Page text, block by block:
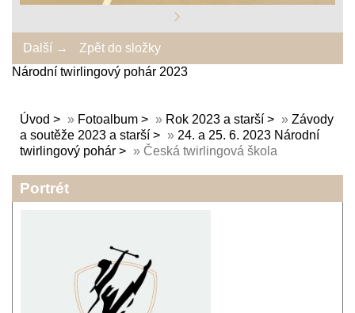
Další →
Zpět do složky
Národní twirlingový pohár 2023
Úvod » Fotoalbum » Rok 2023 a starší » Závody
a soutěže 2023 a starší
» 24. a 25. 6. 2023 Národní
twirlingový pohár
» Česká twirlingová škola
Portrét